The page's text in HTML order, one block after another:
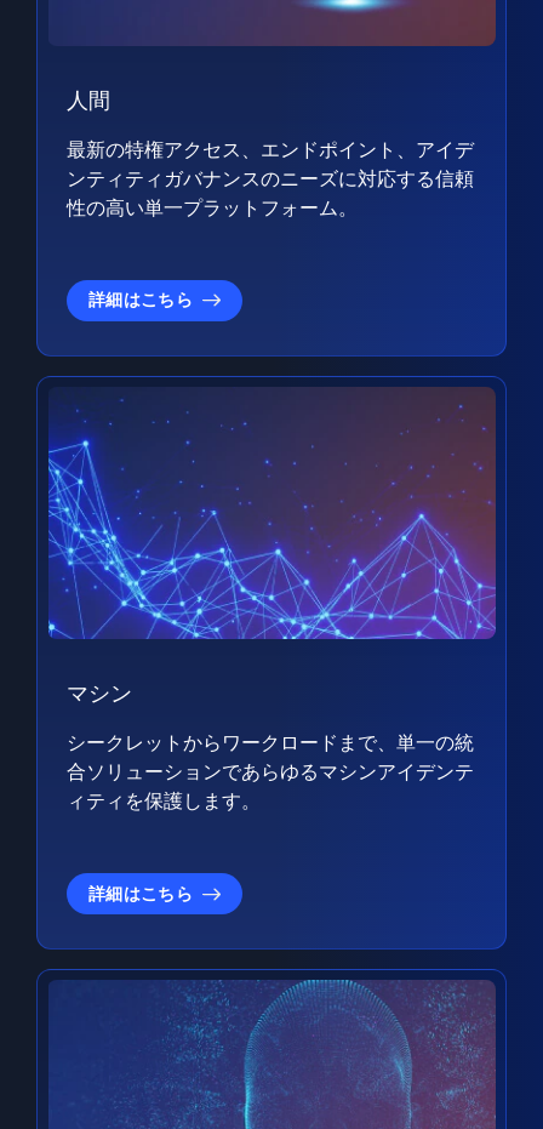
人間
最新の特権アクセス、エンドポイント、アイデ
ンティティガバナンスのニーズに対応する信頼
性の高い単一プラットフォーム。
詳細はこちら
マシン
シークレットからワークロードまで、単一の統
合ソリューションであらゆるマシンアイデンテ
ィティを保護します。
詳細はこちら